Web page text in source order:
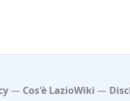
Cos'è LazioWiki